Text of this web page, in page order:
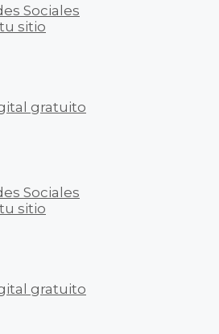
Sociales
sitio
gratuito
Sociales
sitio
gratuito